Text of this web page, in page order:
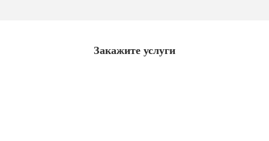
Закажите услуги